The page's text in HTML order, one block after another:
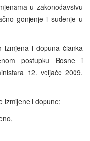
u zakonodavstvu
gonjenje i suđenje u
izmjena i dopuna članka
postupku Bosne i
12. veljače 2009.
izmijene i dopune;